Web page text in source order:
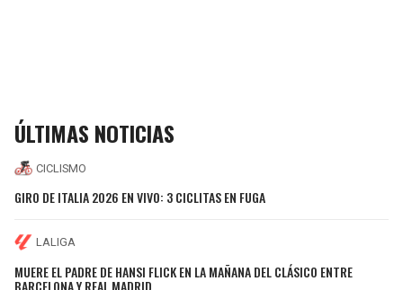
ÚLTIMAS NOTICIAS
CICLISMO
GIRO DE ITALIA 2026 EN VIVO: 3 CICLITAS EN FUGA
LALIGA
MUERE EL PADRE DE HANSI FLICK EN LA MAÑANA DEL CLÁSICO ENTRE
BARCELONA Y REAL MADRID